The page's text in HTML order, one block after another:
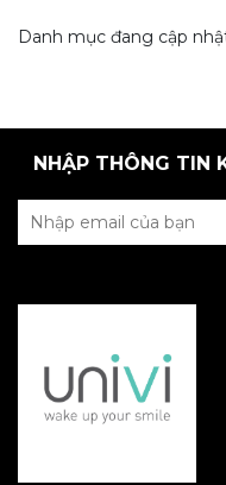
Danh mục đang cập
NHẬP THÔNG TIN